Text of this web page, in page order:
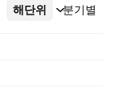
해단위 분기별
더보기